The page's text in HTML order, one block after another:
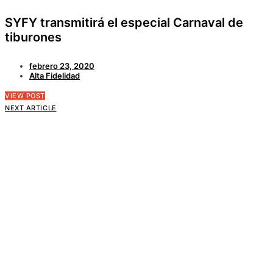
SYFY transmitirá el especial Carnaval de
tiburones
febrero 23, 2020
Alta Fidelidad
VIEW POST
NEXT ARTICLE